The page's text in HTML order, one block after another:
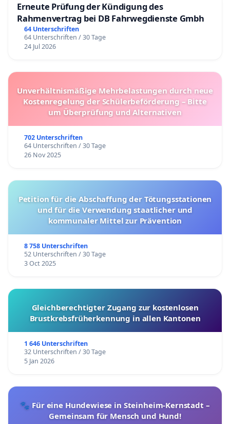
Erneute Prüfung der Kündigung des
Rahmenvertrag bei DB Fahrwegdienste Gmbh
64 Unterschriften
64 Unterschriften / 30 Tage
24 Jul 2026
Unverhältnismäßige Mehrbelastungen durch neue
Kostenregelung der Schülerbeförderung – Bitte
um Überprüfung und Alternativen
702 Unterschriften
64 Unterschriften / 30 Tage
26 Nov 2025
Petition für die Abschaffung der Tötungsstationen
und für die Verwendung staatlicher und
kommunaler Mittel zur Prävention
8 758 Unterschriften
52 Unterschriften / 30 Tage
3 Oct 2025
Gleichberechtigter Zugang zur kostenlosen
Brustkrebsfrüherkennung in allen Kantonen
1 646 Unterschriften
32 Unterschriften / 30 Tage
5 Jan 2026
🐾 Für eine Hundewiese in Steinheim-Kernstadt –
Gemeinsam für Mensch und Hund!